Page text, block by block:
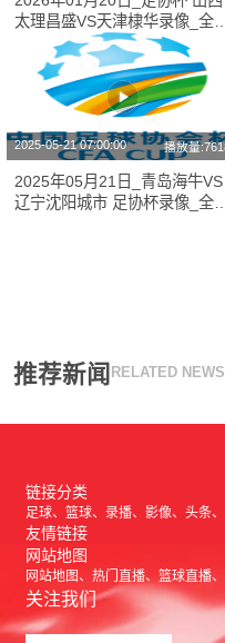
太理昌盛VS天津棣华录像_全
录像【高清回放】
2025-05-21 07:00:00 播放量
2025年05月21日_青岛海牛VS
辽宁沈阳城市 足协杯录像_全场
推荐新闻 RELATED NEWS
链接分类
足球 篮球 录播 影像 头条
友情链接
网站地图
网站地图 热门直播 篮球直播
关注我们